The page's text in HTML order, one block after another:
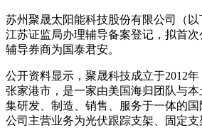
苏州聚晟太阳能科技股份有限公司（以
江苏证监局办理辅导备案登记，拟首次
辅导券商为国泰君安。
公开资料显示，聚晟科技成立于2012
张家港市，是一家由美国海归团队与
集研发、制造、销售、服务于一体的
公司主营业务为光伏跟踪支架、固定